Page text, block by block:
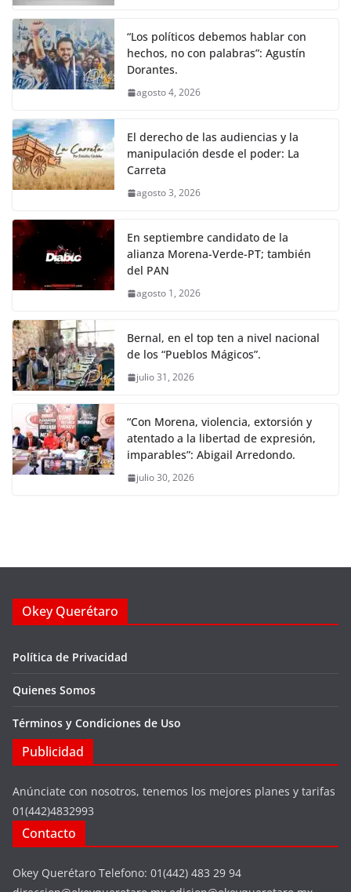
“Los políticos debemos hablar con
hechos, no con palabras”: Agustín
Dorantes.
agosto 4, 2026
El derecho de las audiencias y la
manipulación desde el poder: La
Carreta
agosto 3, 2026
En septiembre candidato de la
alianza Morena-Verde-PT; también
del PAN
agosto 1, 2026
Bernal, en el top ten a nivel nacional
de los “Pueblos Mágicos”.
julio 31, 2026
“Con Morena, violencia, extorsión y
atentado a la libertad de expresión,
imparables”: Abigail Arredondo.
julio 30, 2026
Okey Querétaro
Política de Privacidad
Quienes Somos
Términos y Condiciones de Uso
Publicidad
Anúnciate con nosotros, tenemos los mejores planes y tarifas
01(442)4832993
Contacto
Okey Querétaro Telefono: 01(442) 483 29 94